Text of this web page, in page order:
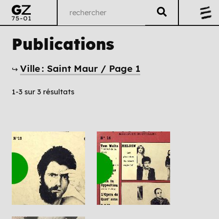
Publications
↪ Ville : Saint Maur / Page 1
1-3 sur 3 résultats